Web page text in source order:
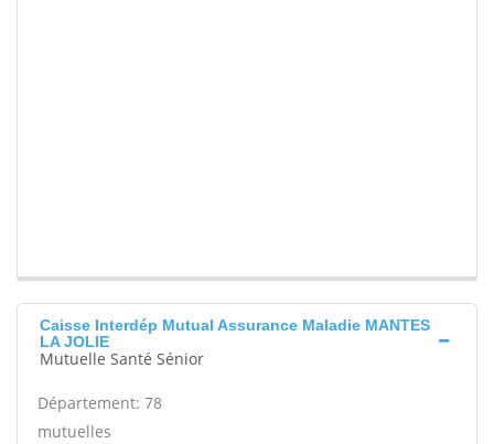
Caisse Interdép Mutual Assurance Maladie MANTES
LA JOLIE
Mutuelle Santé Sénior
Département: 78
mutuelles